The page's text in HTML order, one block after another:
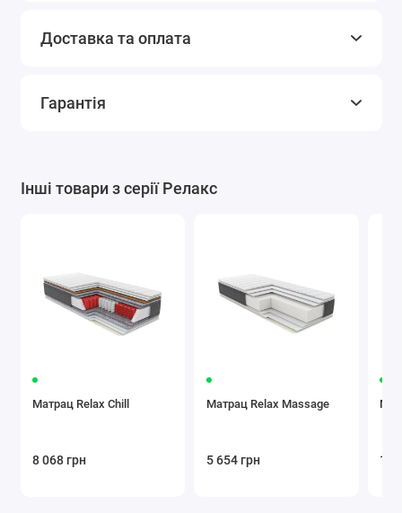
Доставка та оплата
Гарантія
Інші товари з серії Релакс
Матрац Relax Chill
8 068 грн
Матрац Relax Massage
5 654 грн 10